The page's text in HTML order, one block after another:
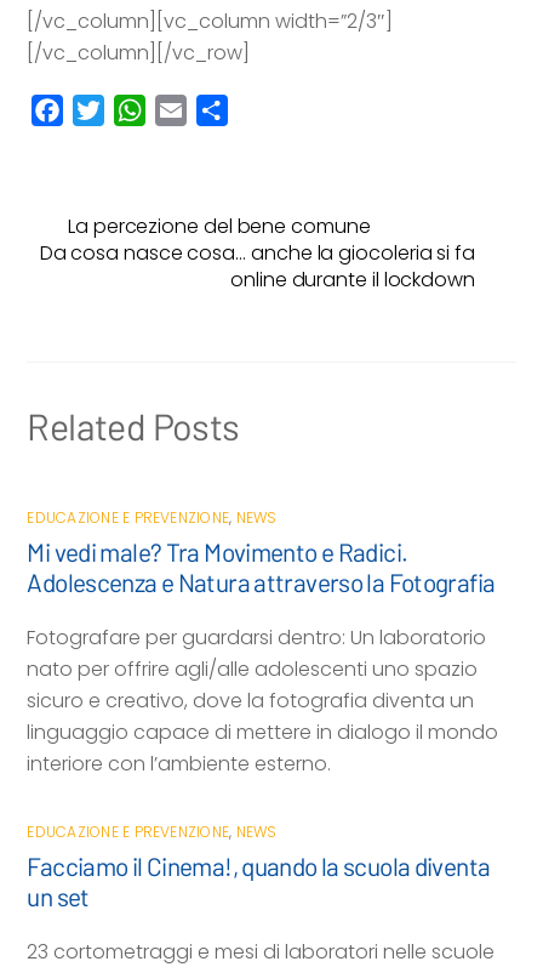
[/vc_column][vc_column width=”2/3″]
[/vc_column][/vc_row]
b
o
t
e
W
s
A
l
i
v
La percezione del bene comune
Da cosa nasce cosa… anche la giocoleria si fa
online durante il lockdown
Related Posts
EDUCAZIONE E PREVENZIONE, NEWS
Mi vedi male? Tra Movimento e Radici.
Adolescenza e Natura attraverso la Fotografia
Fotografare per guardarsi dentro: Un laboratorio
nato per offrire agli/alle adolescenti uno spazio
sicuro e creativo, dove la fotografia diventa un
linguaggio capace di mettere in dialogo il mondo
interiore con l’ambiente esterno.
EDUCAZIONE E PREVENZIONE, NEWS
Facciamo il Cinema!, quando la scuola diventa
un set
23 cortometraggi e mesi di laboratori nelle scuole